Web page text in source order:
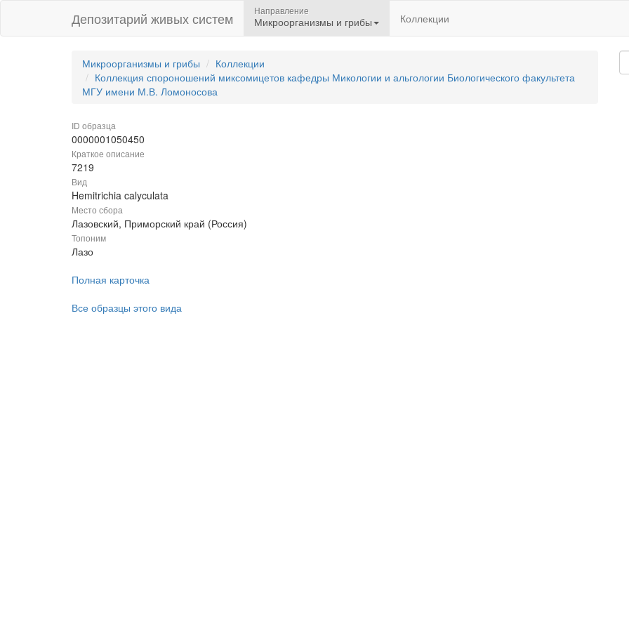
Депозитарий живых систем Направление
Микроорганизмы и грибы Коллекции
Микроорганизмы и грибы
Коллекции
Коллекция спороношений миксомицетов кафедры Микологии и альгологии Биологического факультета
МГУ имени М.В. Ломоносова
ID образца
0000001050450
Краткое описание
7219
Вид
Hemitrichia calyculata
Место сбора
Лазовский, Приморский край (Россия)
Топоним
Лазо
Полная карточка
Все образцы этого вида